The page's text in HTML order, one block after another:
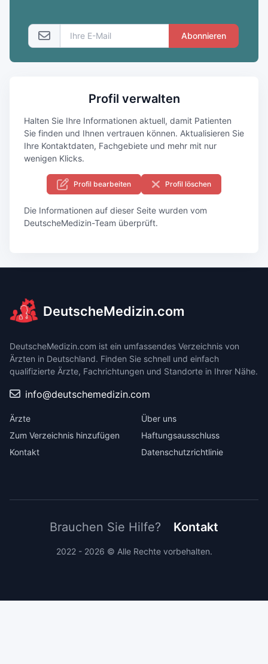
Abonnieren
Profil verwalten
Halten Sie Ihre Informationen aktuell, damit Patienten
Sie finden und Ihnen vertrauen können. Aktualisieren Sie
Ihre Kontaktdaten, Fachgebiete und mehr mit nur
wenigen Klicks.
Profil bearbeiten Profil löschen
Die Informationen auf dieser Seite wurden vom
DeutscheMedizin-Team überprüft.
DeutscheMedizin.com
DeutscheMedizin.com ist ein umfassendes Verzeichnis von
Ärzten in Deutschland. Finden Sie schnell und einfach
qualifizierte Ärzte, Fachrichtungen und Standorte in Ihrer Nähe.
info@deutschemedizin.com
Ärzte
Zum Verzeichnis hinzufügen
Kontakt
Über uns
Haftungsausschluss
Datenschutzrichtlinie
Brauchen Sie Hilfe? Kontakt
2022 - 2026 © Alle Rechte vorbehalten.